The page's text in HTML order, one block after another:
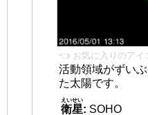
👈 お気に入りのアイ
活動領域がずい
た太陽です。
衛星
えいせい
: SOHO